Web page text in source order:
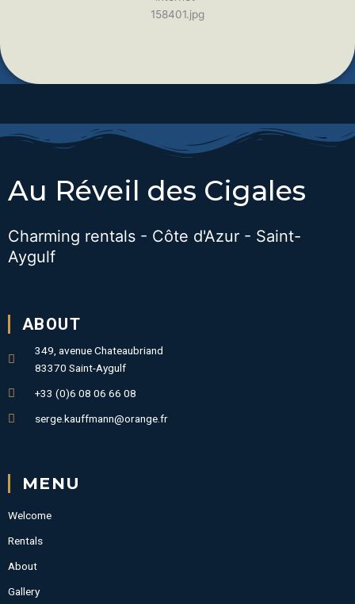
Au Réveil des Cigales
Charming rentals - Côte d'Azur - Saint-
Aygulf
ABOUT
349, avenue Chateaubriand
83370 Saint-Aygulf
+33 (0)6 08 06 66 08
serge.kauffmann@orange.fr
MENU
Welcome
Rentals
About
Gallery